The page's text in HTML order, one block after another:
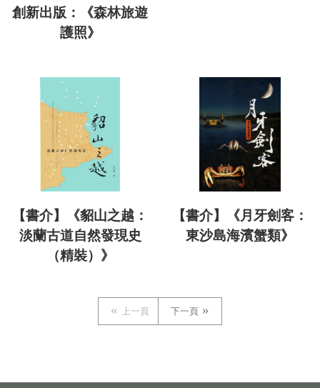
創新出版：《森林旅遊
護照》
【書介】《貂山之越：
淡蘭古道自然發現史
（精裝）》
【書介】《月牙劍客：
東沙島海濱蟹類》
上一頁 下一頁